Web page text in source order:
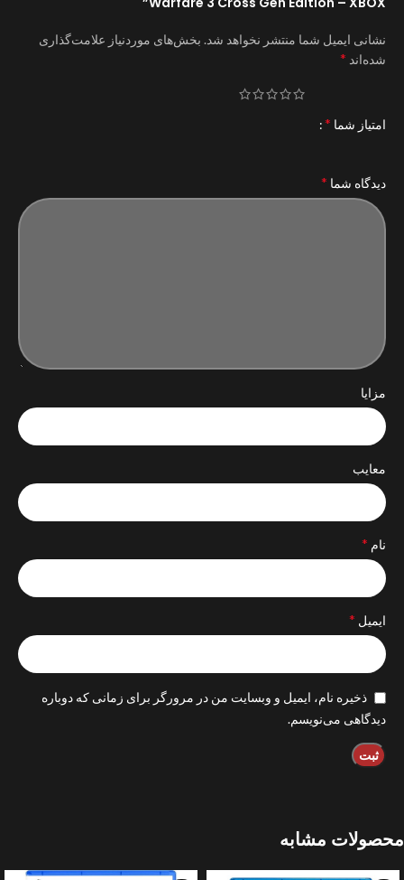
نشانی ایمیل شما منتشر نخواهد شد. بخش‌های موردنیاز علامت‌گذاری
شده‌اند *
امتیاز شما *
دیدگاه شما *
مزایا
معایب
نام *
ایمیل *
ذخیره نام، ایمیل و وبسایت من در مرورگر برای زمانی که دوباره
دیدگاهی می‌نویسم.
محصولات مشابه